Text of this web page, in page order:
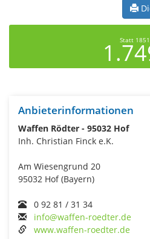
Statt
Anbieterinformationen
Waffen Rödter - 95032 Hof
Inh. Christian Finck e.K.
Am Wiesengrund 20
95032 Hof (Bayern)
0 92 81 / 31 34
info@waffen-roedter.de
www.waffen-roedter.de